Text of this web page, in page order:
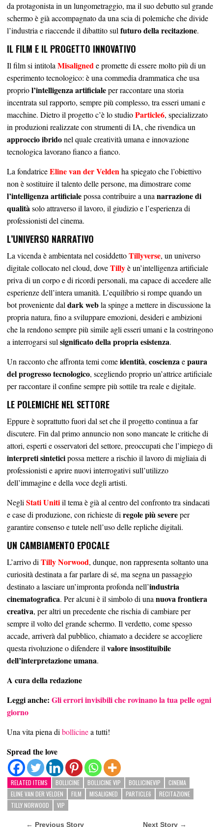
da protagonista in un lungometraggio, ma il suo debutto sul grande
schermo è già accompagnato da una scia di polemiche che divide
l’industria e riaccende il dibattito sulfuturo della recitazione.
IL FILM E IL PROGETTO INNOVATIVO
Il film si intitolaMisalignede promette di essere molto più di un
esperimento tecnologico: è una commedia drammatica che usa
propriol’intelligenza artificialeper raccontare una storia
incentrata sul rapporto, sempre più complesso, tra esseri umani e
macchine. Dietro il progetto c’è lo studioParticle6, specializzato
in produzioni realizzate con strumenti di IA, che rivendica un
approccio ibridonel quale creatività umana e innovazione
tecnologica lavorano fianco a fianco.
La fondatriceEline van der Veldenha spiegato che l’obiettivo
non è sostituire il talento delle persone, ma dimostrare come
l’intelligenza artificialepossa contribuire a unanarrazione di
qualitàsolo attraverso il lavoro, il giudizio e l’esperienza di
professionisti del cinema.
L’UNIVERSO NARRATIVO
La vicenda è ambientata nel cosiddettoTillyverse, un universo
digitale collocato nel cloud, doveTillyè un’intelligenza artificiale
priva di un corpo e di ricordi personali, ma capace di accedere alle
esperienze dell’intera umanità. L’equilibrio si rompe quando un
bot proveniente daldark webla spinge a mettere in discussione la
propria natura, fino a sviluppare emozioni, desideri e ambizioni
che la rendono sempre più simile agli esseri umani e la costringono
a interrogarsi sulsignificato della propria esistenza.
Un racconto che affronta temi comeidentità, coscienzaepaura
del progresso tecnologico, scegliendo proprio un’attrice artificiale
per raccontare il confine sempre più sottile tra reale e digitale.
LE POLEMICHE NEL SETTORE
Eppure è soprattutto fuori dal set che il progetto continua a far
discutere. Fin dal primo annuncio non sono mancate le critiche di
attori, esperti e osservatori del settore, preoccupati che l’impiego di
interpreti sinteticipossa mettere a rischio il lavoro di migliaia di
professionisti e aprire nuovi interrogativi sull’utilizzo
dell’immagine e della voce degli artisti.
NegliStati Unitiil tema è già al centro del confronto tra sindacati
e case di produzione, con richieste diregole più severeper
garantire consenso e tutele nell’uso delle repliche digitali.
UN CAMBIAMENTO EPOCALE
L’arrivo diTilly Norwood, dunque, non rappresenta soltanto una
curiosità destinata a far parlare di sé, ma segna un passaggio
destinato a lasciare un’impronta profonda nell’industria
cinematografica. Per alcuni è il simbolo di unanuova frontiera
creativa, per altri un precedente che rischia di cambiare per
sempre il volto del grande schermo. Il verdetto, come spesso
accade, arriverà dal pubblico, chiamato a decidere se accogliere
questa rivoluzione o difendere ilvalore insostituibile
dell’interpretazione umana.
A cura della redazione
Leggi anche: Gli errori invisibili che rovinano la tua pelle ogni
giorno
Una vita piena dibollicinea tutti!
Spread the love
RELATED ITEMS BOLLICINE BOLLICINE VIP BOLLICINEVIP
CINEMA
ELINE VAN DER VELDEN
FILM MISALIGNED PARTICLE6
RECITAZIONE
TILLY NORWOOD
VIP
← Previous Story Next Story →